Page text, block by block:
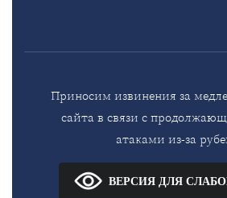
Приносим извинения за
сайта в связи с
атаками из-за
ВЕРСИЯ ДЛЯ